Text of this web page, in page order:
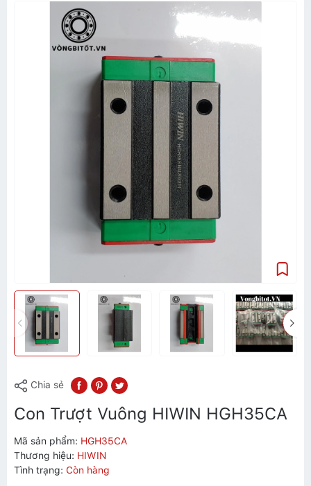
Chia sẻ
Con Trượt Vuông HIWIN HGH35CA
Mã sản phẩm: HGH35CA
Thương hiệu: HIWIN
Tình trạng: Còn hàng